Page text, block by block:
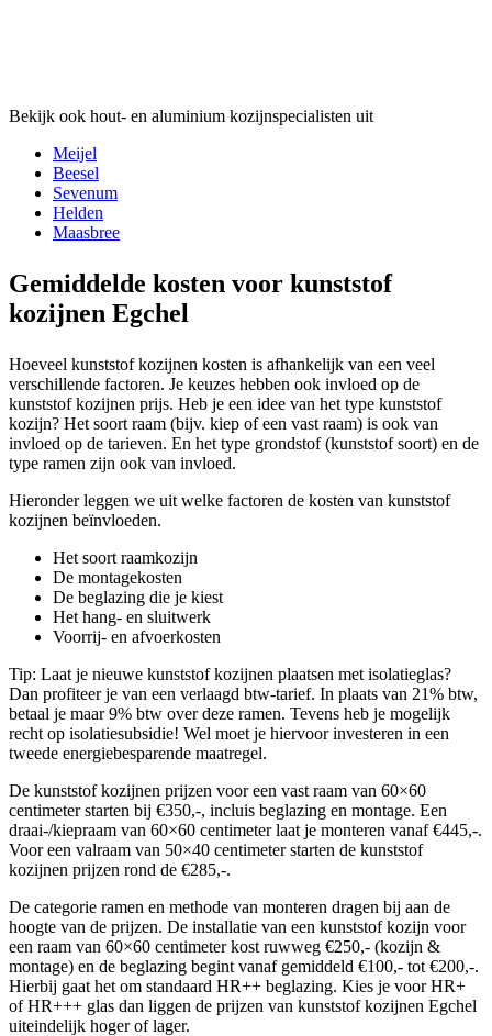
Bekijk ook hout- en aluminium kozijnspecialisten uit
Meijel
Beesel
Sevenum
Helden
Maasbree
Gemiddelde kosten voor kunststof
kozijnen Egchel
Hoeveel kunststof kozijnen kosten is afhankelijk van een veel
verschillende factoren. Je keuzes hebben ook invloed op de
kunststof kozijnen prijs. Heb je een idee van het type kunststof
kozijn? Het soort raam (bijv. kiep of een vast raam) is ook van
invloed op de tarieven. En het type grondstof (kunststof soort) en de
type ramen zijn ook van invloed.
Hieronder leggen we uit welke factoren de kosten van kunststof
kozijnen beïnvloeden.
Het soort raamkozijn
De montagekosten
De beglazing die je kiest
Het hang- en sluitwerk
Voorrij- en afvoerkosten
Tip: Laat je nieuwe kunststof kozijnen plaatsen met isolatieglas?
Dan profiteer je van een verlaagd btw-tarief. In plaats van 21% btw,
betaal je maar 9% btw over deze ramen. Tevens heb je mogelijk
recht op isolatiesubsidie! Wel moet je hiervoor investeren in een
tweede energiebesparende maatregel.
De kunststof kozijnen prijzen voor een vast raam van 60×60
centimeter starten bij €350,-, incluis beglazing en montage. Een
draai-/kiepraam van 60×60 centimeter laat je monteren vanaf €445,-.
Voor een valraam van 50×40 centimeter starten de kunststof
kozijnen prijzen rond de €285,-.
De categorie ramen en methode van monteren dragen bij aan de
hoogte van de prijzen. De installatie van een kunststof kozijn voor
een raam van 60×60 centimeter kost ruwweg €250,- (kozijn &
montage) en de beglazing begint vanaf gemiddeld €100,- tot €200,-.
Hierbij gaat het om standaard HR++ beglazing. Kies je voor HR+
of HR+++ glas dan liggen de prijzen van kunststof kozijnen Egchel
uiteindelijk hoger of lager.